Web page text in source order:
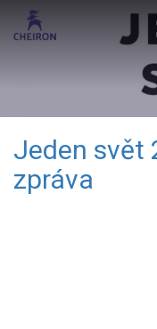
Jeden svět
zpráva